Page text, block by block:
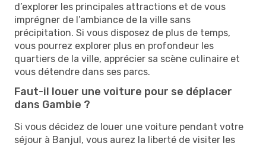
d’explorer les principales attractions et de vous
imprégner de l’ambiance de la ville sans
précipitation. Si vous disposez de plus de temps,
vous pourrez explorer plus en profondeur les
quartiers de la ville, apprécier sa scène culinaire et
vous détendre dans ses parcs.
Faut-il louer une voiture pour se déplacer
dans Gambie ?
Si vous décidez de louer une voiture pendant votre
séjour à Banjul, vous aurez la liberté de visiter les